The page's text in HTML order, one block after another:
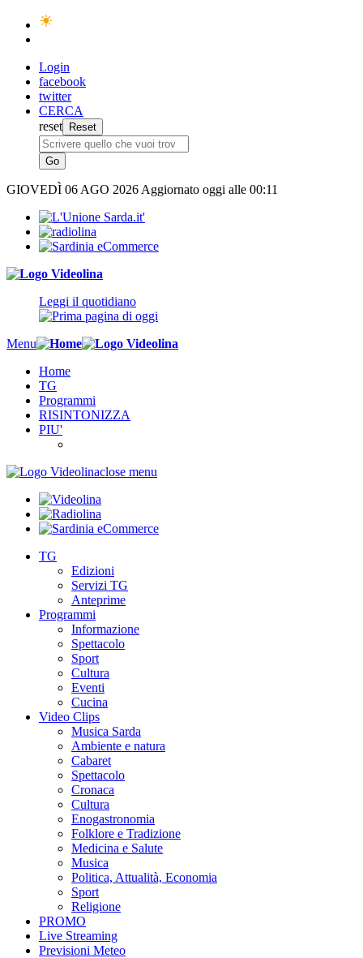
Login
facebook
twitter
CERCA
reset
GIOVEDÌ 06 AGO 2026 Aggiornato oggi alle 00:11
Leggi il quotidiano
Menu
Home
TG
Programmi
RISINTONIZZA
PIU'
close menu
TG
Edizioni
Servizi TG
Anteprime
Programmi
Informazione
Spettacolo
Sport
Cultura
Eventi
Cucina
Video Clips
Musica Sarda
Ambiente e natura
Cabaret
Spettacolo
Cronaca
Cultura
Enogastronomia
Folklore e Tradizione
Medicina e Salute
Musica
Politica, Attualità, Economia
Sport
Religione
PROMO
Live Streaming
Previsioni Meteo